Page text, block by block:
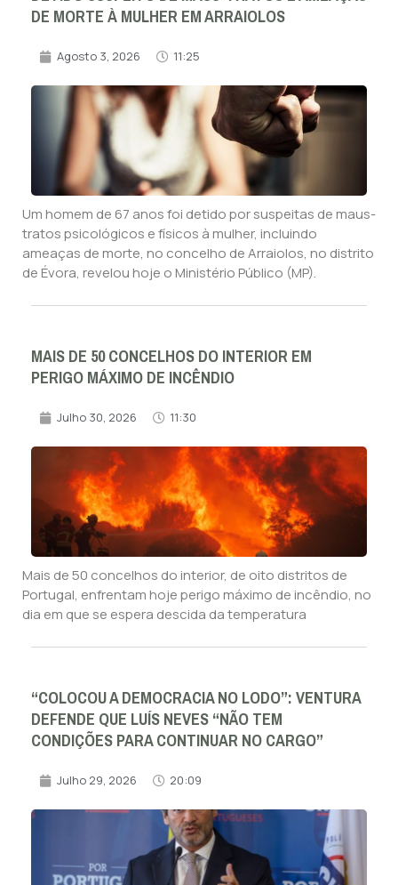
DE MORTE À MULHER EM ARRAIOLOS
Agosto 3, 2026 11:25
Um homem de 67 anos foi detido por suspeitas de maus-
tratos psicológicos e físicos à mulher, incluindo
ameaças de morte, no concelho de Arraiolos, no distrito
de Évora, revelou hoje o Ministério Público (MP).
MAIS DE 50 CONCELHOS DO INTERIOR EM
PERIGO MÁXIMO DE INCÊNDIO
Julho 30, 2026 11:30
Mais de 50 concelhos do interior, de oito distritos de
Portugal, enfrentam hoje perigo máximo de incêndio, no
dia em que se espera descida da temperatura
“COLOCOU A DEMOCRACIA NO LODO”: VENTURA
DEFENDE QUE LUÍS NEVES “NÃO TEM
CONDIÇÕES PARA CONTINUAR NO CARGO”
Julho 29, 2026 20:09